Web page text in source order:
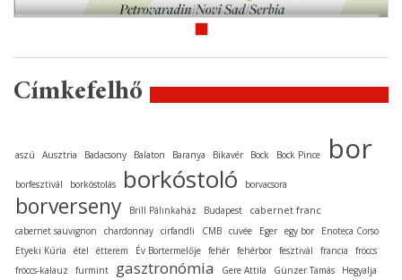
Címkefelhő
aszú Ausztria Badacsony Balaton Baranya Bikavér Bock Bock Pince bor
borfesztivál borkóstolás borkóstoló borvacsora
borverseny Brill Pálinkaház Budapest cabernet franc
cabernet sauvignon chardonnay cirfandli CMB cuvée Eger egy bor
Enoteca Corso
Etyeki Kúria
étel étterem Év Bortermelője fehér fehérbor fesztivál francia
fröccs
fröccs-kalauz
furmint gasztronómia Gere Attila Günzer Tamás
Hegyalja